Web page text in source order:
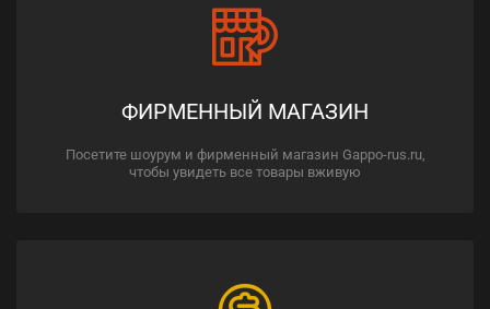
ФИРМЕННЫЙ МАГАЗИН
Посетите шоурум и фирменный магазин Gappo-rus.ru,
чтобы увидеть все товары вживую